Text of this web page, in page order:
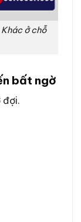
ở chỗ
bất ngờ
đợi.